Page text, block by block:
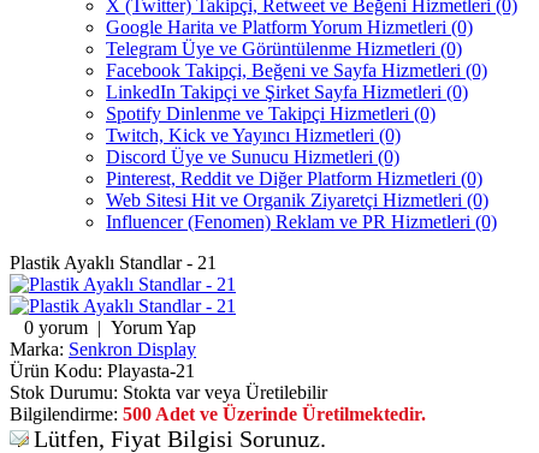
X (Twitter) Takipçi, Retweet ve Beğeni Hizmetleri (0)
Google Harita ve Platform Yorum Hizmetleri (0)
Telegram Üye ve Görüntülenme Hizmetleri (0)
Facebook Takipçi, Beğeni ve Sayfa Hizmetleri (0)
LinkedIn Takipçi ve Şirket Sayfa Hizmetleri (0)
Spotify Dinlenme ve Takipçi Hizmetleri (0)
Twitch, Kick ve Yayıncı Hizmetleri (0)
Discord Üye ve Sunucu Hizmetleri (0)
Pinterest, Reddit ve Diğer Platform Hizmetleri (0)
Web Sitesi Hit ve Organik Ziyaretçi Hizmetleri (0)
Influencer (Fenomen) Reklam ve PR Hizmetleri (0)
Plastik Ayaklı Standlar - 21
0 yorum | Yorum Yap
Marka: Senkron Display
Ürün Kodu: Playasta-21
Stok Durumu: Stokta var veya Üretilebilir
Bilgilendirme: 500 Adet ve Üzerinde Üretilmektedir.
Lütfen, Fiyat Bilgisi Sorunuz.